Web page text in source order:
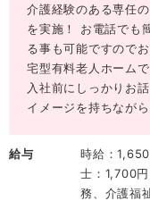
介護経験のある専任
を実施！ お電話でも
る事も可能ですので
宅型有料老人ホーム
入社前にしっかりお
イメージを持ちなが
給与
時給：
士：1,700
務、介護福